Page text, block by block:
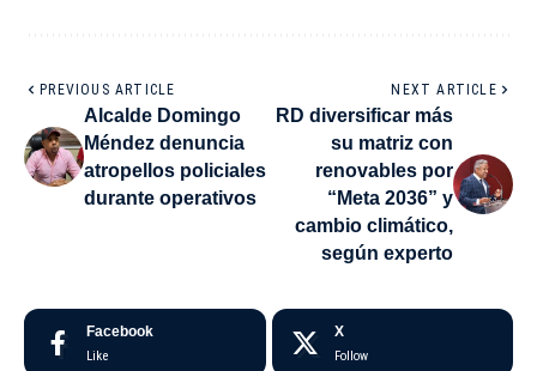
PREVIOUS ARTICLE
Alcalde Domingo
Méndez denuncia
atropellos policiales
durante operativos
NEXT ARTICLE
RD diversificar más
su matriz con
renovables por
“Meta 2036” y
cambio climático,
según experto
Facebook
Like
X
Follow